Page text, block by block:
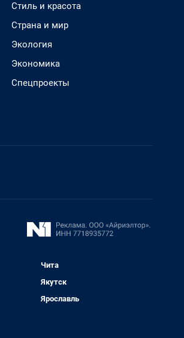
Стиль и красота
Страна и мир
Экология
Экономика
Спецпроекты
Чита
Якутск
Ярославль